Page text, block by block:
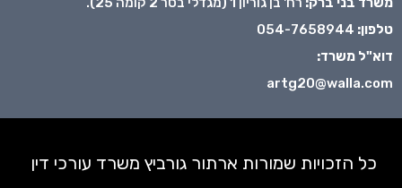
טלפון: 054-7658944
דוא"ל משרד:
artg20@walla.com
כל הזכויות שמורות ארתור גורביץ משרד עורכי דין